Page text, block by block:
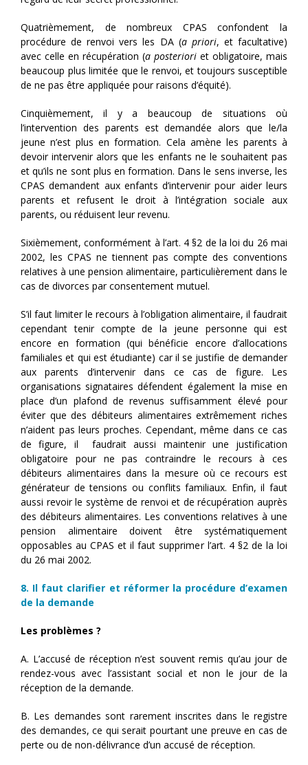
Quatrièmement, de nombreux CPAS confondent la
procédure de renvoi vers les DA (a priori, et facultative)
avec celle en récupération (a posteriori et obligatoire, mais
beaucoup plus limitée que le renvoi, et toujours susceptible
de ne pas être appliquée pour raisons d’équité).
Cinquièmement, il y a beaucoup de situations où
l’intervention des parents est demandée alors que le/la
jeune n’est plus en formation. Cela amène les parents à
devoir intervenir alors que les enfants ne le souhaitent pas
et qu’ils ne sont plus en formation. Dans le sens inverse, les
CPAS demandent aux enfants d’intervenir pour aider leurs
parents et refusent le droit à l’intégration sociale aux
parents, ou réduisent leur revenu.
Sixièmement, conformément à l’art. 4 §2 de la loi du 26 mai
2002, les CPAS ne tiennent pas compte des conventions
relatives à une pension alimentaire, particulièrement dans le
cas de divorces par consentement mutuel.
S’il faut limiter le recours à l’obligation alimentaire, il faudrait
cependant tenir compte de la jeune personne qui est
encore en formation (qui bénéficie encore d’allocations
familiales et qui est étudiante) car il se justifie de demander
aux parents d’intervenir dans ce cas de figure. Les
organisations signataires défendent également la mise en
place d’un plafond de revenus suffisamment élevé pour
éviter que des débiteurs alimentaires extrêmement riches
n’aident pas leurs proches. Cependant, même dans ce cas
de figure, il faudrait aussi maintenir une justification
obligatoire pour ne pas contraindre le recours à ces
débiteurs alimentaires dans la mesure où ce recours est
générateur de tensions ou conflits familiaux. Enfin, il faut
aussi revoir le système de renvoi et de récupération auprès
des débiteurs alimentaires. Les conventions relatives à une
pension alimentaire doivent être systématiquement
opposables au CPAS et il faut supprimer l’art. 4 §2 de la loi
du 26 mai 2002.
8. Il faut clarifier et réformer la procédure d’examen
de la demande
Les problèmes ?
A. L’accusé de réception n’est souvent remis qu’au jour de
rendez-vous avec l’assistant social et non le jour de la
réception de la demande.
B. Les demandes sont rarement inscrites dans le registre
des demandes, ce qui serait pourtant une preuve en cas de
perte ou de non-délivrance d’un accusé de réception.